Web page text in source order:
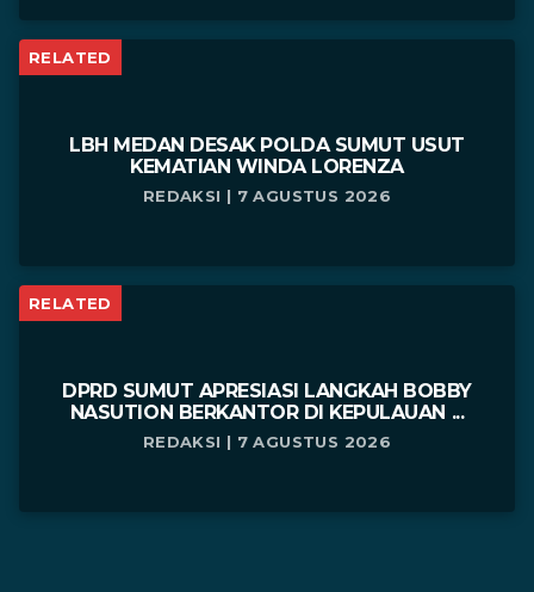
RELATED
LBH MEDAN DESAK POLDA SUMUT USUT
KEMATIAN WINDA LORENZA
REDAKSI | 7 AGUSTUS 2026
RELATED
DPRD SUMUT APRESIASI LANGKAH BOBBY
NASUTION BERKANTOR DI KEPULAUAN ...
REDAKSI | 7 AGUSTUS 2026